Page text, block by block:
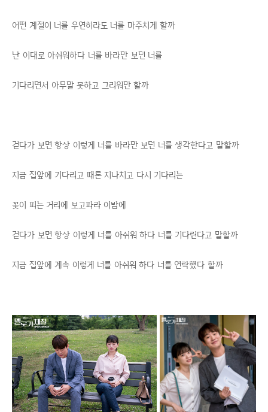
어떤 계절이 너를 우연히라도 너를 마주치게 할까
난 이대로 아쉬워하다 너를 바라만 보던 너를
기다리면서 아무말 못하고 그리워만 할까
걷다가 보면 항상 이렇게 너를 바라만 보던 너를 생각한다고 말할까
지금 집앞에 기다리고 때론 지나치고 다시 기다리는
꽃이 피는 거리에 보고파라 이밤에
걷다가 보면 항상 이렇게 너를 아쉬워 하다 너를 기다린다고 말할까
지금 집앞에 계속 이렇게 너를 아쉬워 하다 너를 연락했다 할까